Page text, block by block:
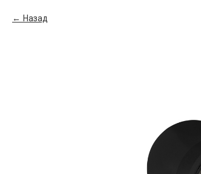
Назад